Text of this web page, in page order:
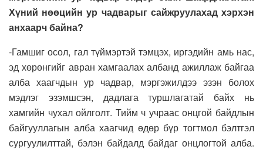
Хүний нөөцийн ур чадварыг сайжруулахад хэрхэн
анхаарч байна?
-Гамшиг осол, гал түймэртэй тэмцэх, иргэдийн амь нас,
эд хөрөнгийг авран хамгаалах албанд ажиллаж байгаа
алба хаагчдын ур чадвар, мэргэжилдээ эзэн болох
мэдлэг эзэмшсэн, дадлага туршлагатай байх нь
хамгийн чухал ойлголт. Тийм ч учраас онцгой байдлын
байгууллагын алба хаагчид өдөр бүр тогтмол бэлтгэл
сургуулилттай, бэлэн байдалд байдаг онцлогтой алба.